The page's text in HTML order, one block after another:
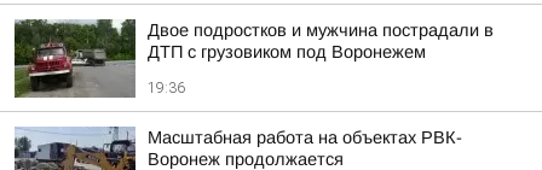
Двое подростков и мужчина пострадали в
ДТП с грузовиком под Воронежем
19:36
Масштабная работа на объектах РВК-
Воронеж продолжается